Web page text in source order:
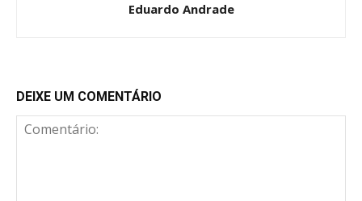
Eduardo Andrade
DEIXE UM COMENTÁRIO